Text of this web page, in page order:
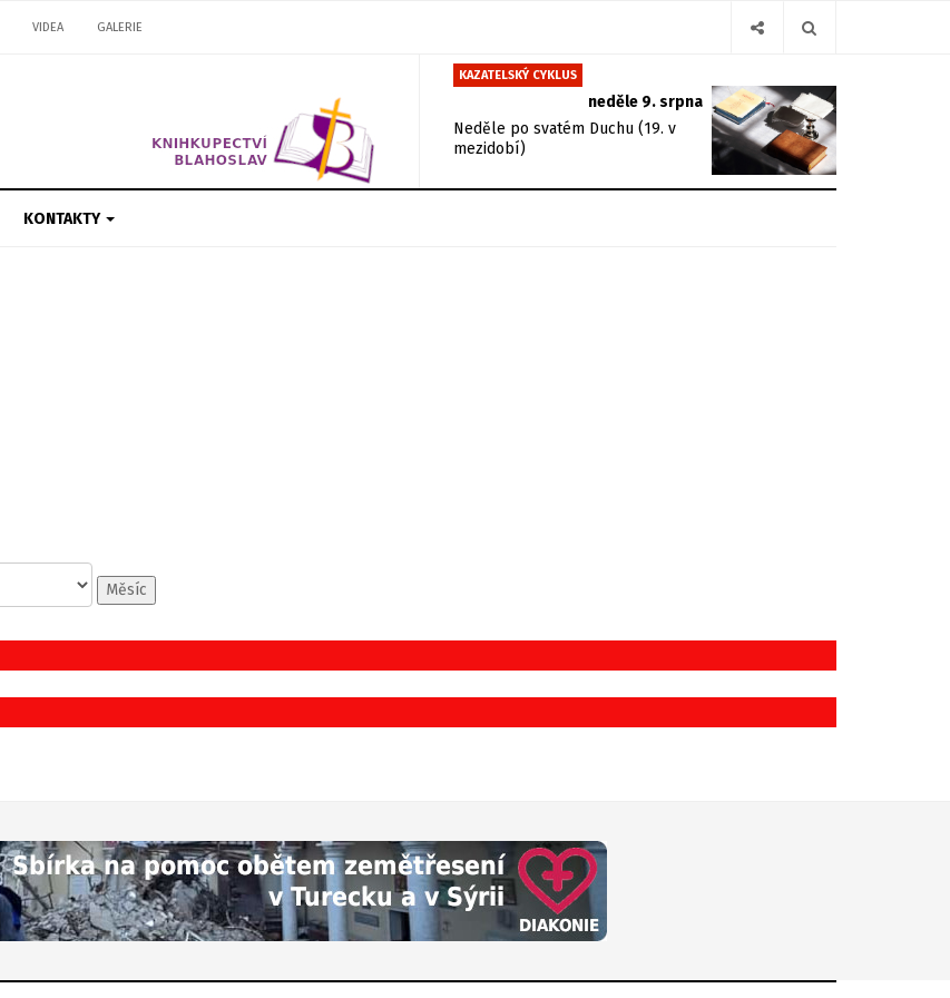
VIDEA GALERIE
KAZATELSKÝ CYKLUS
neděle 9. srpna
Neděle po svatém Duchu (19. v
mezidobí)
KONTAKTY
Měsíc